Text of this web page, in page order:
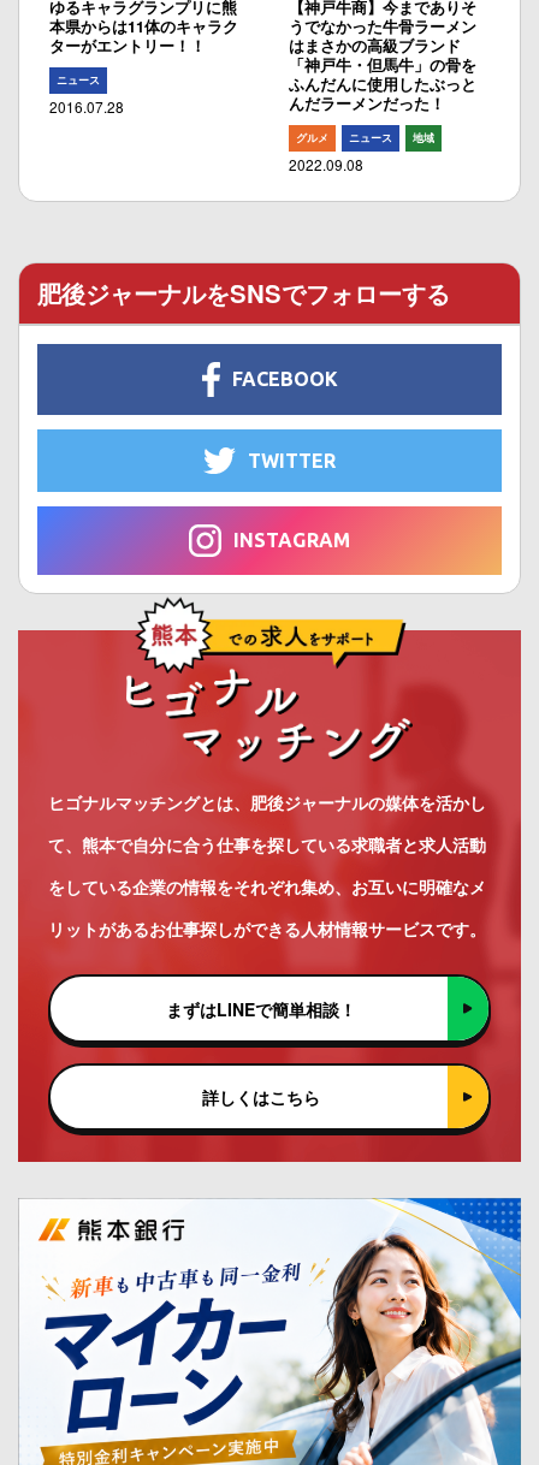
ゆるキャラグランプリに熊
本県からは11体のキャラク
ターがエントリー！！
ニュース
2016.07.28
【神戸牛商】今までありそ
うでなかった牛骨ラーメン
はまさかの高級ブランド
「神戸牛・但馬牛」の骨を
ふんだんに使用したぶっと
んだラーメンだった！
グルメ ニュース 地域
2022.09.08
肥後ジャーナルをSNSでフォローする
FACEBOOK
TWITTER
INSTAGRAM
ヒゴナルマッチングとは、肥後ジャーナルの媒体を活かし
て、熊本で自分に合う仕事を探している求職者と求人活動
をしている企業の情報をそれぞれ集め、お互いに明確なメ
リットがあるお仕事探しができる人材情報サービスです。
まずはLINEで簡単相談！
詳しくはこちら